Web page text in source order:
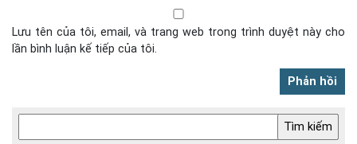
Lưu tên của tôi, email, và trang web trong trình duyệt này cho
lần bình luận kế tiếp của tôi.